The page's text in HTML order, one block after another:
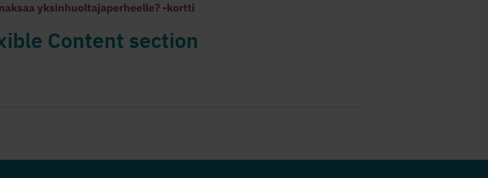
yksinhuoltajaperheelle? -kortti
Content section